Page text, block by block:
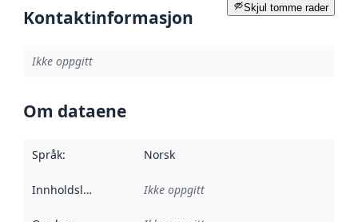
Skjul tomme rader
Kontaktinformasjon
Ikke oppgitt
Om dataene
Språk: Norsk
Innholdsleverandører :
Ikke oppgitt